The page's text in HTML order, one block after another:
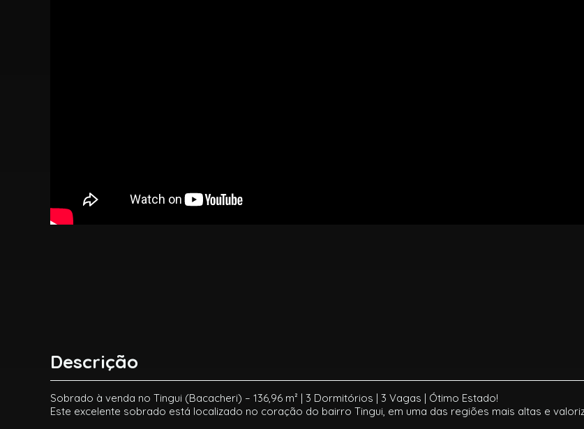
Descrição
Sobrado à venda no Tingui (Bacacheri) – 136,96 m² | 3 Dormitórios | 3 Vagas | Ótimo Estado!
Este excelente sobrado está localizado no coração do bairro Tingui, em uma das regiões mais altas e